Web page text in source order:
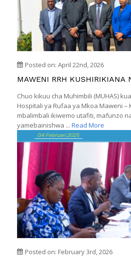
Posted on: April 22nd, 2026
MAWENI RRH KUSHIRIKIANA
Chuo kikuu cha Muhimbili (MUHAS)
Hospitali ya Rufaa ya Mkoa Maweni –
mbalimbali ikiwemo utafiti, mafunzo
yamebainishwa ... Read More
Posted on: February 3rd, 2026